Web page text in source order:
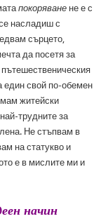
покоряванене е с
насладиш с
сърцето,
да посетя за
един свой по-обемен
житейски
трудните за
Не стъпвам в
на статукво и
е в мислите ми и
начин